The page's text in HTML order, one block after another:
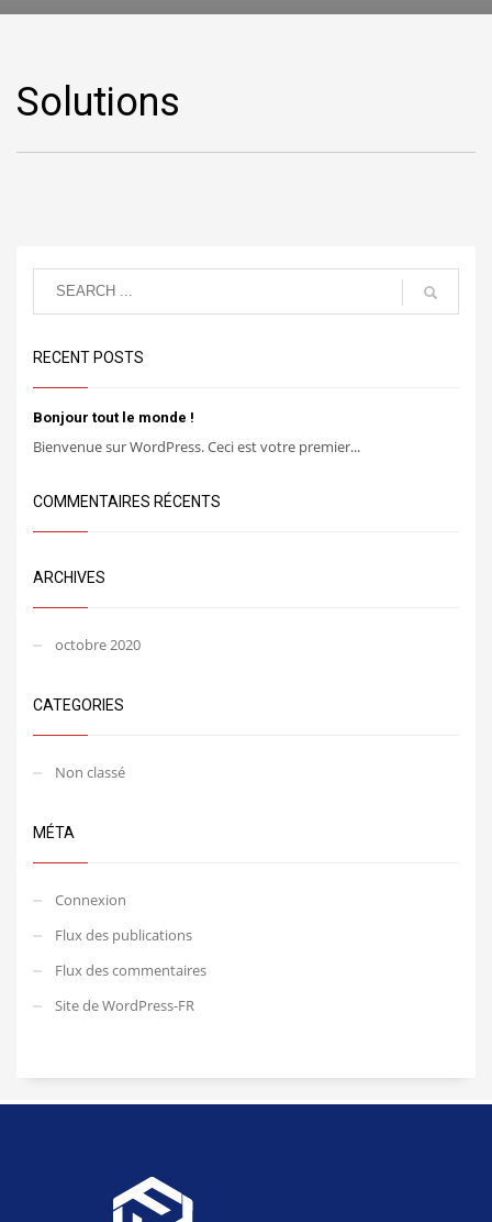
Solutions
RECENT POSTS
Bonjour tout le monde !
Bienvenue sur WordPress. Ceci est votre premier...
COMMENTAIRES RÉCENTS
ARCHIVES
octobre 2020
CATEGORIES
Non classé
MÉTA
Connexion
Flux des publications
Flux des commentaires
Site de WordPress-FR